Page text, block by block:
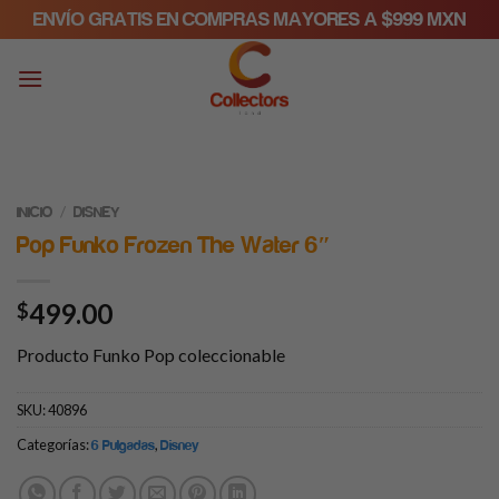
to
content
ENVÍO GRATIS EN COMPRAS MAYORES A $999 MXN
INICIO / DISNEY
Pop Funko Frozen The Water 6″
$499.00
Producto Funko Pop coleccionable
SKU:40896
Categorías:6 Pulgadas, Disney